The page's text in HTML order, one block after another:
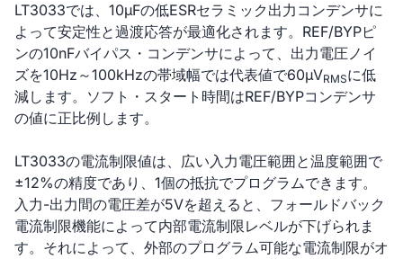
LT3033では、10µFの低ESRセラミック出力コンデンサに
よって安定性と過渡応答が最適化されます。REF/BYPピ
ンの10nFバイパス・コンデンサによって、出力電圧ノイ
ズを10Hz～100kHzの帯域幅では代表値で60µVRMSに低
減します。ソフト・スタート時間はREF/BYPコンデンサ
の値に正比例します。
LT3033の電流制限値は、広い入力電圧範囲と温度範囲で
±12%の精度であり、1個の抵抗でプログラムできます。
入力-出力間の電圧差が5Vを超えると、フォールドバック
電流制限機能によって内部電流制限レベルが下げられま
す。それによって、外部のプログラム可能な電流制限がオ